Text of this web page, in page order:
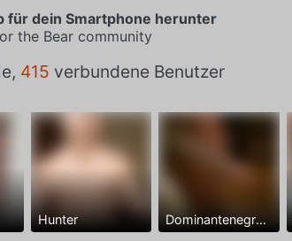
für dein Smartphone herunter
the Bear community
415 verbundene Benutzer
Hunter Dominantenegro ya